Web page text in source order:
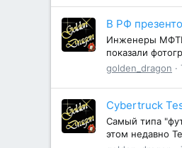
В РФ
Инженеры МФТИ
показали
golden_dragon
Cybertruck
Самый типа
этом недавно